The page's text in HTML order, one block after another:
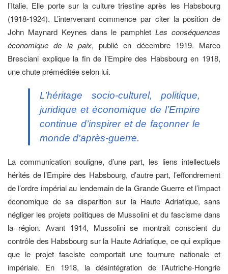
l’Italie. Elle porte sur la culture triestine après les Habsbourg
(1918-1924). L’intervenant commence par citer la position de
John Maynard Keynes dans le pamphletLes conséquences
économique de la paix, publié en décembre 1919. Marco
Bresciani explique la fin de l’Empire des Habsbourg en 1918,
une chute préméditée selon lui.
L’héritage socio-culturel, politique,
juridique et économique de l’Empire
continue d’inspirer et de façonner le
monde d’après-guerre.
La communication souligne, d’une part, les liens intellectuels
hérités de l’Empire des Habsbourg, d’autre part, l’effondrement
de l’ordre impérial au lendemain de la Grande Guerre et l’impact
économique de sa disparition sur la Haute Adriatique, sans
négliger les projets politiques de Mussolini et du fascisme dans
la région. Avant 1914, Mussolini se montrait conscient du
contrôle des Habsbourg sur la Haute Adriatique, ce qui explique
que le projet fasciste comportait une tournure nationale et
impériale. En 1918, la désintégration de l’Autriche-Hongrie